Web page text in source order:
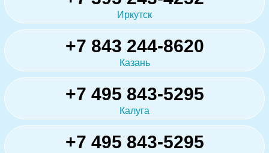
Иркутск
+7 843 244-8620
Казань
+7 495 843-5295
Калуга
+7 495 843-5295